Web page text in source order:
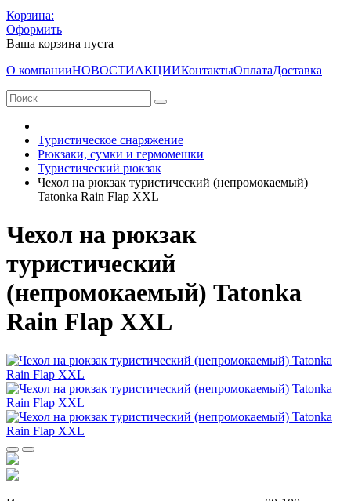
Корзина:
Оформить
Ваша корзина пуста
О компанииНОВОСТИАКЦИИКонтактыОплатаДоставка
Туристическое снаряжение
Рюкзаки, сумки и гермомешки
Туристический рюкзак
Чехол на рюкзак туристический (непромокаемый)
Tatonka Rain Flap XXL
Чехол на рюкзак
туристический
(непромокаемый) Tatonka
Rain Flap XXL